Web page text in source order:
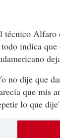
técnico Alfaro
indica que
no dije que
que mis
lo que